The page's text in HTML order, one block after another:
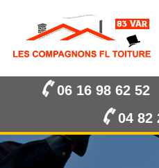
06 16 98 62 52
04 82